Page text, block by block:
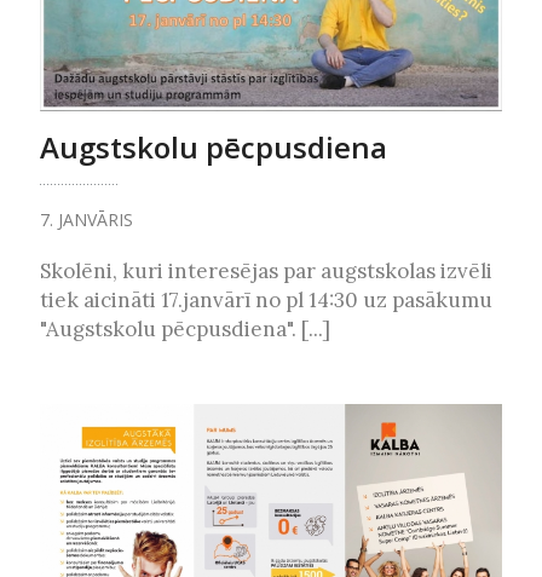
Augstskolu pēcpusdiena
7. JANVĀRIS
Skolēni, kuri interesējas par augstskolas izvēli
tiek aicināti 17.janvārī no pl 14:30 uz pasākumu
"Augstskolu pēcpusdiena". [...]